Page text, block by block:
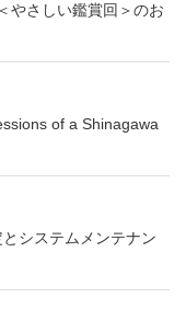
やさしい鑑賞回＞のお
of a Shinagawa
システムメンテナン